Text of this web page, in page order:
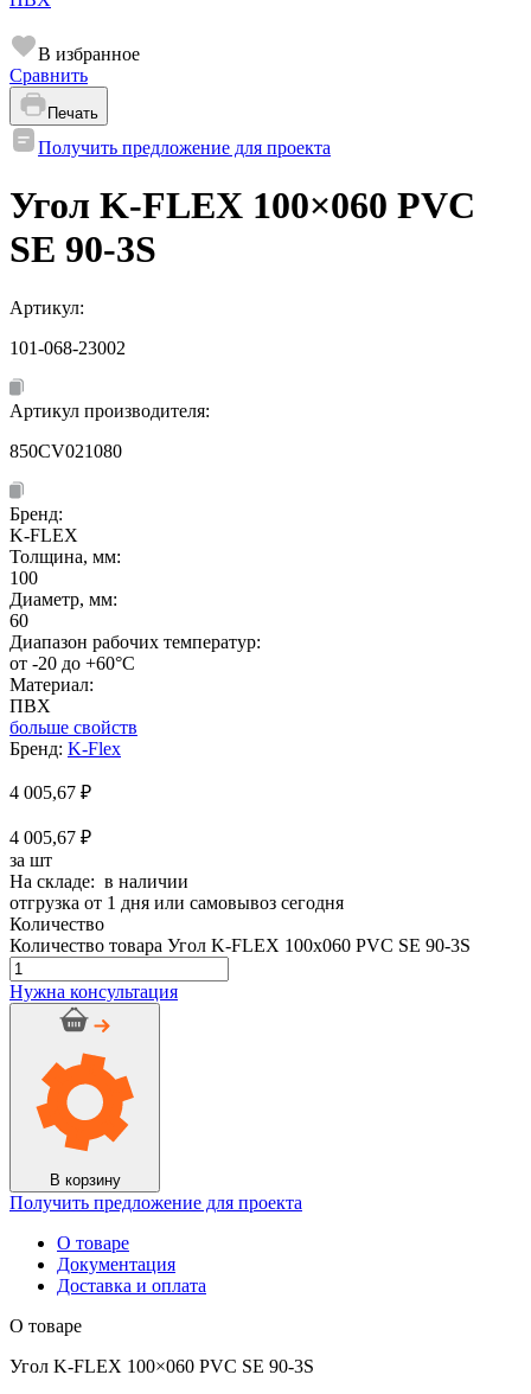
В избранное
Сравнить
Печать
Получить предложение для проекта
Угол K-FLEX 100×060 PVC
SE 90-3S
Артикул:
101-068-23002
Артикул производителя:
850CV021080
Бренд:
K-FLEX
Толщина, мм:
100
Диаметр, мм:
60
Диапазон рабочих температур:
от -20 до +60°C
Материал:
ПВХ
больше свойств
Бренд: K-Flex
4 005,67 ₽
4 005,67 ₽
за шт
На складе: в наличии
отгрузка от 1 дня или самовывоз сегодня
Количество
Количество товара Угол K-FLEX 100x060 PVC SE 90-3S
Нужна консультация
В корзину
Получить предложение для проекта
О товаре
Документация
Доставка и оплата
О товаре
Угол K-FLEX 100×060 PVC SE 90-3S